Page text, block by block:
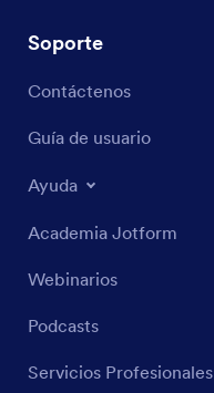
Soporte
Contáctenos
Guía de usuario
Ayuda
Academia Jotform
Webinarios
Podcasts
Servicios Profesionales